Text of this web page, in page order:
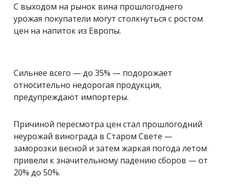
С выходом на рынок вина прошлогоднего
урожая покупатели могут столкнуться с ростом
цен на напиток из Европы.
Сильнее всего — до 35% — подорожает
относительно недорогая продукция,
предупреждают импортеры.
Причиной пересмотра цен стал прошлогодний
неурожай винограда в Старом Свете —
заморозки весной и затем жаркая погода летом
привели к значительному падению сборов — от
20% до 50%.